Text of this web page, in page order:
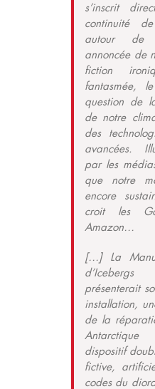
s’inscrit
continuité
autour de
annoncée de
fiction
fantasmée,
question de
de notre
des
avancées.
par les
que notre
encore
croit les
Amazon…
[…] La
présenterait
installation,
de la
dispositif
fictive,
codes du